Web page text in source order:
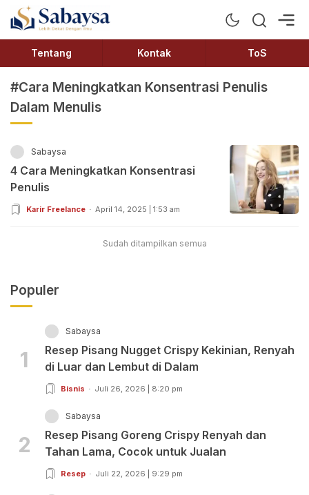
Sabaysa
Lebih Dekat Dengan Ilmu
Tentang Kontak ToS
#Cara Meningkatkan Konsentrasi Penulis
Dalam Menulis
Sabaysa
4 Cara Meningkatkan Konsentrasi
Penulis
Karir Freelance April 14, 2025 | 1:53 am
Sudah ditampilkan semua
Populer
1
Sabaysa
Resep Pisang Nugget Crispy Kekinian, Renyah
di Luar dan Lembut di Dalam
Bisnis Juli 26, 2026 | 8:20 pm
2
Sabaysa
Resep Pisang Goreng Crispy Renyah dan
Tahan Lama, Cocok untuk Jualan
Resep Juli 22, 2026 | 9:29 pm